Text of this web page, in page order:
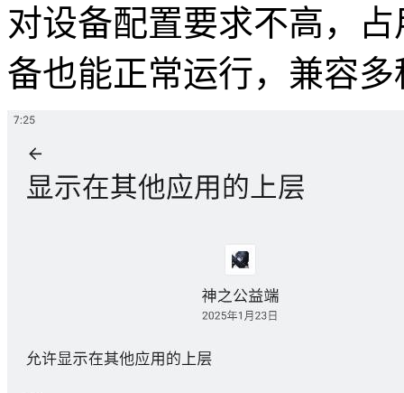
对设备配置要求不高，占
备也能正常运行，兼容